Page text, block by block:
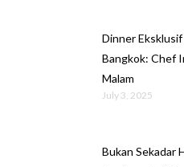
Dinner
Bangkok: Chef
Malam
July 3, 2025
Bukan Sekadar